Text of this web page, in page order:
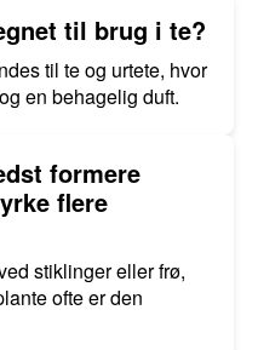
til brug i te?
til te og urtete, hvor
en behagelig duft.
formere
flere
stiklinger eller frø,
ofte er den